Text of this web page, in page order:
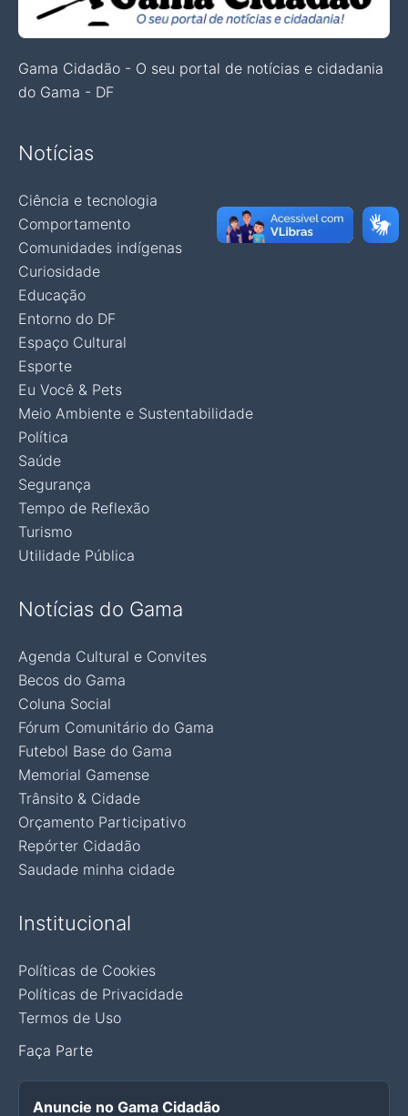
Gama Cidadão - O seu portal de notícias e cidadania
do Gama - DF
Notícias
Ciência e tecnologia
Comportamento
Comunidades indígenas
Curiosidade
Educação
Entorno do DF
Espaço Cultural
Esporte
Eu Você & Pets
Meio Ambiente e Sustentabilidade
Política
Saúde
Segurança
Tempo de Reflexão
Turismo
Utilidade Pública
Notícias do Gama
Agenda Cultural e Convites
Becos do Gama
Coluna Social
Fórum Comunitário do Gama
Futebol Base do Gama
Memorial Gamense
Trânsito & Cidade
Orçamento Participativo
Repórter Cidadão
Saudade minha cidade
Institucional
Políticas de Cookies
Políticas de Privacidade
Termos de Uso
Faça Parte
Anuncie no Gama Cidadão